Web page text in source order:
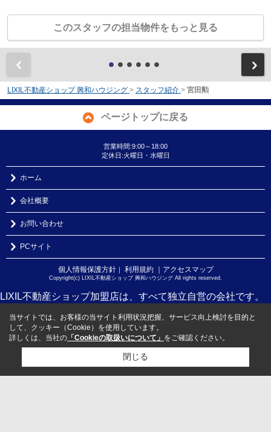
このスタッフの担当物件をもっと見る
LIXIL不動産ショップ 興和ハウジング > スタッフ紹介 > 宮田勲
ページトップに戻る
営業時間:9:00～18:00
定休日:火曜日・水曜日
ホーム
会社概要
お問い合わせ
PCサイト
個人情報保護方針｜ 利用規約 ｜アクセスマップ
Copyright(c) LIXIL不動産ショップ 興和ハウジング All rights reserved.
LIXIL不動産ショップ加盟店は、すべて独立自営の会社です。
当サイトでは、お客様の当サイト利用状況把握、サービス向上検討を目的と
して、クッキー（Cookie）を使用しています。
詳しくは、当社の 「Cookieの取扱いについて」 をご確認ください。
閉じる